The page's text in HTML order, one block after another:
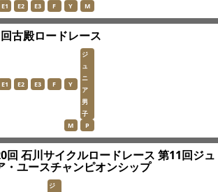
E1 E2 E3 F Y M
古殿ロードレース
E1 E2 E3 F Y
ジ
ュ
ニ
ア
男
子
M
P
回 石川サイクルロードレース 第11回ジュ
・ユースチャンピオンシップ
ジ